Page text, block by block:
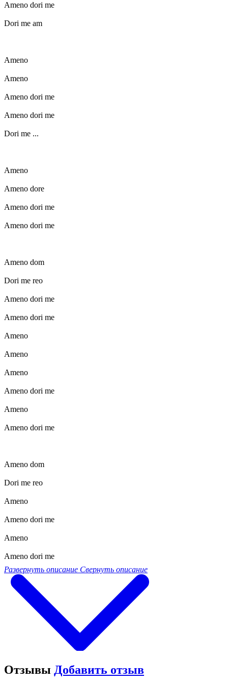
Ameno dori me
Dori me am
Ameno
Ameno
Ameno dori me
Ameno dori me
Dori me ...
Ameno
Ameno dore
Ameno dori me
Ameno dori me
Ameno dom
Dori me reo
Ameno dori me
Ameno dori me
Ameno
Ameno
Ameno
Ameno dori me
Ameno
Ameno dori me
Ameno dom
Dori me reo
Ameno
Ameno dori me
Ameno
Ameno dori me
Развернуть описание Свернуть описание
Отзывы Добавить отзыв